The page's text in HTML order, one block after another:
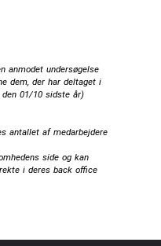
anmodet undersøgelse
dem, der har deltaget i
den 01/10 sidste år)
antallet af medarbejdere
side og kan
i deres back office